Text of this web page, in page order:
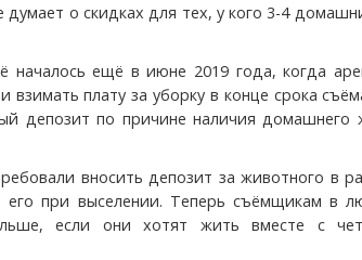
думает о скидках для тех, у кого 3-4
началось ещё в июне 2019 года, когда
взимать плату за уборку в конце срока
депозит по причине наличия домашнего
вносить депозит за животного в
при выселении. Теперь съёмщикам в
если они хотят жить вместе с